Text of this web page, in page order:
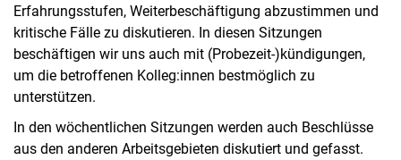
Erfahrungsstufen, Weiterbeschäftigung abzustimmen und
kritische Fälle zu diskutieren. In diesen Sitzungen
beschäftigen wir uns auch mit (Probezeit-)kündigungen,
um die betroffenen Kolleg:innen bestmöglich zu
unterstützen.
In den wöchentlichen Sitzungen werden auch Beschlüsse
aus den anderen Arbeitsgebieten diskutiert und gefasst.